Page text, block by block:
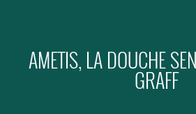
AMETIS, LA DOUCHE
GRAFF